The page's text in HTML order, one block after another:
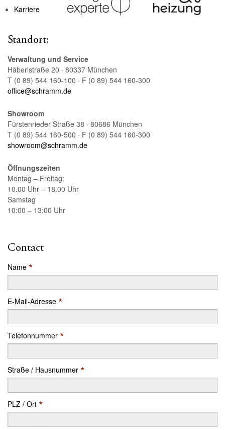
Karriere
Contact
Name *
E-Mail-Adresse *
Telefonnummer *
Straße / Hausnummer *
PLZ / Ort *
Standort:
Verwaltung und Service
Häberlstraße 20 · 80337 München
T (0 89) 544 160-100 · F (0 89) 544 160-300
office@schramm.de
Showroom
Fürstenrieder Straße 38 · 80686 München
T (0 89) 544 160-500 · F (0 89) 544 160-300
showroom@schramm.de
Öffnungszeiten
Montag – Freitag:
10.00 Uhr – 18.00 Uhr
Samstag
10:00 – 13:00 Uhr